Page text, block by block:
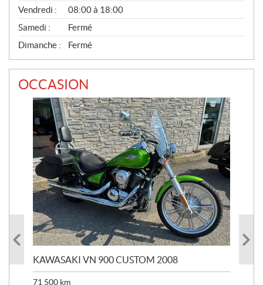
Vendredi :
08:00 à 18:00
Samedi :
Fermé
Dimanche :
Fermé
OCCASION
KAWASAKI VN 900 CUSTOM 2008
71 500 km